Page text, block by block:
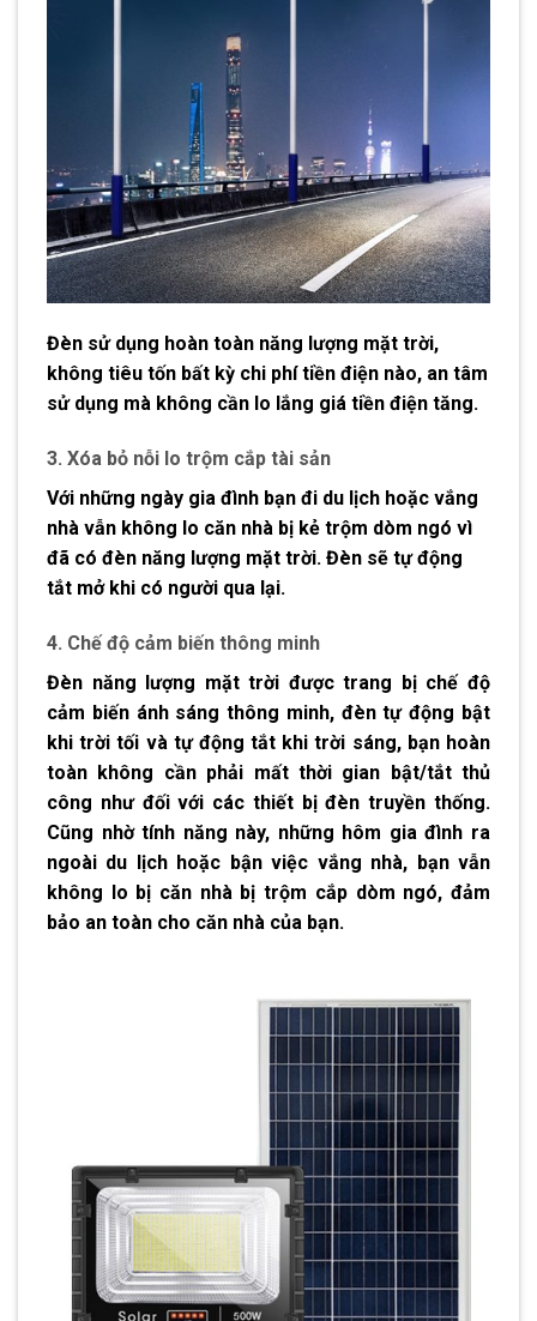
Đèn sử dụng hoàn toàn năng lượng mặt trời,
không tiêu tốn bất kỳ chi phí tiền điện nào, an tâm
sử dụng mà không cần lo lắng giá tiền điện tăng.
3. Xóa bỏ nỗi lo trộm cắp tài sản
Với những ngày gia đình bạn đi du lịch hoặc vắng
nhà vẫn không lo căn nhà bị kẻ trộm dòm ngó vì
đã có đèn năng lượng mặt trời. Đèn sẽ tự động
tắt mở khi có người qua lại.
4. Chế độ cảm biến thông minh
Đèn năng lượng mặt trời được trang bị chế độ
cảm biến ánh sáng thông minh, đèn tự động bật
khi trời tối và tự động tắt khi trời sáng, bạn hoàn
toàn không cần phải mất thời gian bật/tắt thủ
công như đối với các thiết bị đèn truyền thống.
Cũng nhờ tính năng này, những hôm gia đình ra
ngoài du lịch hoặc bận việc vắng nhà, bạn vẫn
không lo bị căn nhà bị trộm cắp dòm ngó, đảm
bảo an toàn cho căn nhà của bạn.